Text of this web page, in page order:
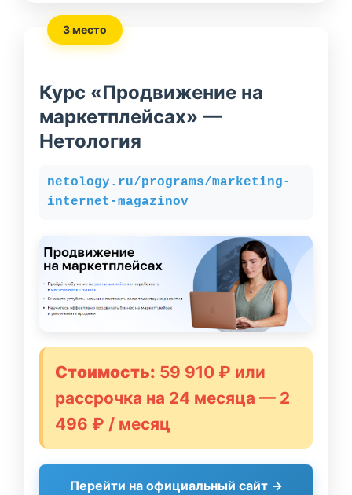
3 место
Курс «Продвижение на
маркетплейсах» —
Нетология
netology.ru/programs/marketing-
internet-magazinov
Стоимость: 59 910 ₽ или
рассрочка на 24 месяца — 2
496 ₽ / месяц
Перейти на официальный сайт →